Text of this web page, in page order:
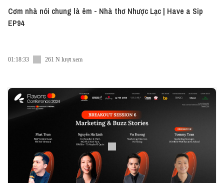
Cơm nhà nói chung là êm - Nhà thơ Nhược Lạc | Have a Sip
EP94
01:18:33 261 N lượt xem